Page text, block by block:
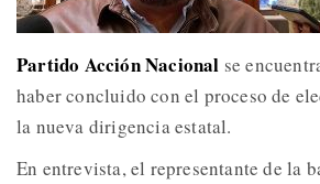
Partido Acción Nacional se
haber concluido con el proceso de
la nueva dirigencia estatal.
En entrevista, el representante de la